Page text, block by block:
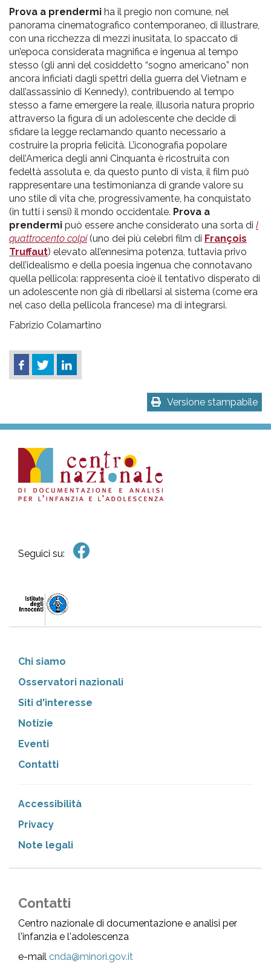
Prova a prendermi ha il pregio non comune, nel
panorama cinematografico contemporaneo, di illustrare,
con una ricchezza di mezzi inusitata, lo spaccato di
un’epoca considerata magnifica e ingenua al tempo
stesso (gli anni del cosiddetto “sogno americano” non
ancora inficiati dagli spettri della guerra del Vietnam e
dall’assassinio di Kennedy), contribuendo al tempo
stesso a farne emergere la reale, illusoria natura proprio
attraverso la figura di un adolescente che decide di
sfidare la legge reclamando quanto necessario a
costruire la propria felicità. L’iconografia popolare
dell’America degli anni Cinquanta è ricostruita con
fedeltà assoluta e, da questo punto di vista, il film può
rappresentare una testimonianza di grande valore su
uno stile di vita che, progressivamente, ha conquistato
(in tutti i sensi) il mondo occidentale. Prova a
prendermi può essere anche considerato una sorta di I
quattrocento colpi(uno dei più celebri film di François
Truffaut) elevato all’ennesima potenza, tuttavia privo
dell’idealismo e della poesia ingenua che connotavano
quella pellicola: rappresenta cioè il tentativo disperato di
un adolescente non già di ribellarsi al sistema (come era
nel caso della pellicola francese) ma di integrarsi.
Fabrizio Colamartino
Versione stampabile
Seguici su:
Chi siamo
Osservatori nazionali
Siti d'interesse
Notizie
Eventi
Contatti
Accessibilità
Privacy
Note legali
Contatti
Centro nazionale di documentazione e analisi per
l'infanzia e l'adolescenza
e-mail cnda@minori.gov.it